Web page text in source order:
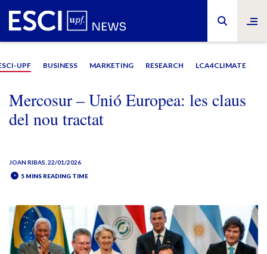
UPF BUSINESS MARKETING RESEARCH LCA4CLIMATE
Mercosur – Unió Europea: les claus
del nou tractat
JOAN RIBAS , 22/01/2026
5 MINS READING TIME